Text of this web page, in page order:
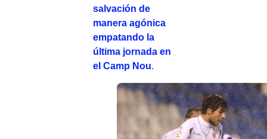
salvación de
manera agónica
empatando la
última jornada en
el Camp Nou.